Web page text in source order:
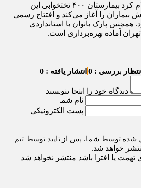
فرماندار اسلامشهر اعلام کرد بیمارستان ۴۰۰ تختخوابی این
بیماران را آغاز می‌کند و افتتاح رسمی
همچنین پارک بانوان با استانداردی
آماده بهره‌برداری است.
بررسی : 0 انتشار یافته : 0
دیدگاه خود را اینجا بنویسید
نام شما
پست الکترونیکی
شده توسط شما، پس از تایید توسط تیم
خواهد شد.
تهمت یا افترا باشد منتشر نخواهد شد